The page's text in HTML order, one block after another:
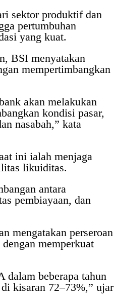
sektor produktif dan
pertumbuhan
yang kuat.
BSI menyatakan
mempertimbangkan
akan melakukan
kondisi pasar,
nasabah,” kata
ini ialah menjaga
likuiditas.
antara
pembiayaan, dan
mengatakan perseroan
memperkuat
dalam beberapa tahun
kisaran 72–73%,” ujar